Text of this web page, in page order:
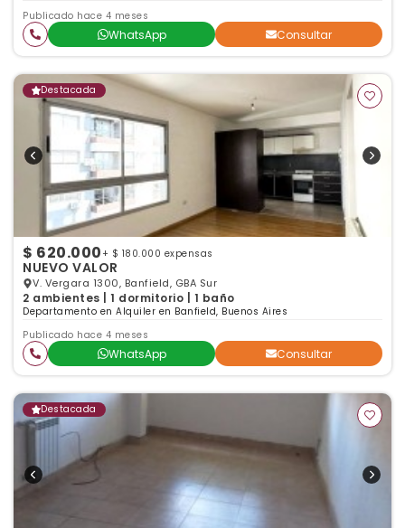
Publicado hace 4 meses
WhatsApp Consultar
Destacada
$ 620.000 + $ 180.000 expensas
NUEVO VALOR
V. Vergara 1300, Banfield, GBA Sur
2 ambientes | 1 dormitorio | 1 baño
Departamento en Alquiler en Banfield, Buenos Aires
Publicado hace 4 meses
WhatsApp Consultar
Destacada